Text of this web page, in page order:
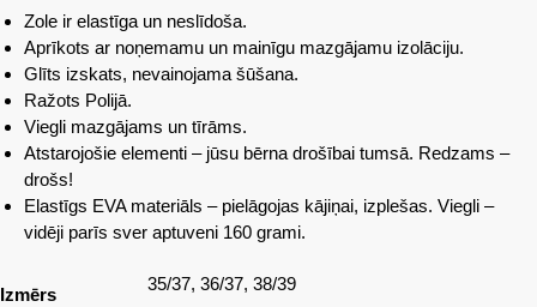
Zole ir elastīga un neslīdoša.
Aprīkots ar noņemamu un mainīgu mazgājamu izolāciju.
Glīts izskats, nevainojama šūšana.
Ražots Polijā.
Viegli mazgājams un tīrāms.
Atstarojošie elementi – jūsu bērna drošībai tumsā. Redzams –
drošs!
Elastīgs EVA materiāls – pielāgojas kājiņai, izplešas. Viegli –
vidēji parīs sver aptuveni 160 grami.
Izmērs
35/37, 36/37, 38/39